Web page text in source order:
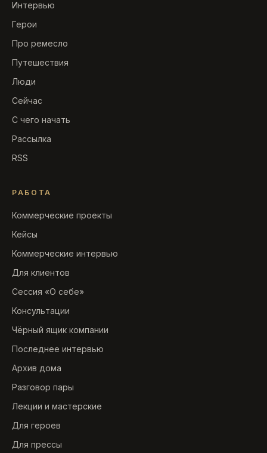
Интервью
Герои
Про ремесло
Путешествия
Люди
Сейчас
С чего начать
Рассылка
RSS
РАБОТА
Коммерческие проекты
Кейсы
Коммерческие интервью
Для клиентов
Сессия «О себе»
Консультации
Чёрный ящик компании
Последнее интервью
Архив дома
Разговор пары
Лекции и мастерские
Для героев
Для прессы